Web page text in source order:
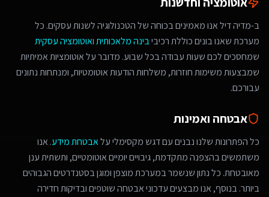
ב-מדיה דיל אנו מאמינים בכוחה של הטכנולוגיה לשנות עסקים. כל
מערכת שאנו בונים כוללת רכיביבינה מלאכותיתואוטומציה עסקית
שמחסכים לכם שעות עבודה בכל שבוע. מדובר על אוטומציות אמיתיות
שמבצעות משימות חוזרות, משלחות הודעות אוטומטיות, ומנתחות נתונים
עבורכם.
אבטחה ואמינות
כל הפתרונות שלנו נבנים עם דגש מקסימלי עלאבטחת מידע. אנו
משתמשים בהצפנה מתקדמת, גיבויים יומיים אוטומטיים, ותשתית ענן
מאובטחת. כל נתון שנשמר במערכת מוצפן ומוגן בסטנדרטים הגבוהים
ביותר. בנוסף, אנו מבצעים עדכוני אבטחה שוטפים ובדיקות חדירה